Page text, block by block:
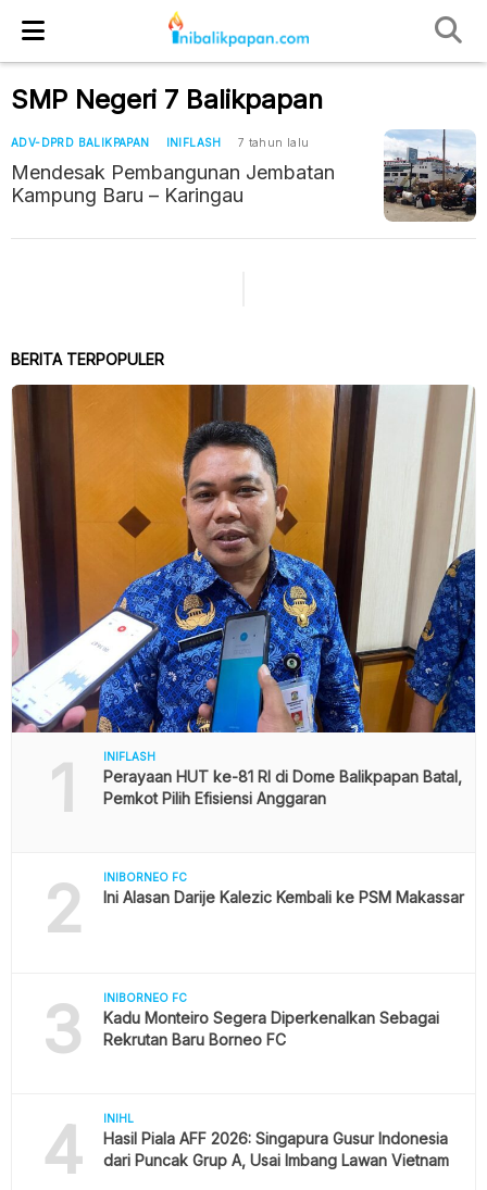
SMP Negeri 7 Balikpapan
ADV-DPRD BALIKPAPAN INIFLASH 7 tahun lalu
Mendesak Pembangunan Jembatan
Kampung Baru – Karingau
BERITA TERPOPULER
1 INIFLASH
Perayaan HUT ke-81 RI di Dome Balikpapan Batal,
Pemkot Pilih Efisiensi Anggaran
2 INIBORNEO FC
Ini Alasan Darije Kalezic Kembali ke PSM Makassar
3 INIBORNEO FC
Kadu Monteiro Segera Diperkenalkan Sebagai
Rekrutan Baru Borneo FC
4 INIHL
Hasil Piala AFF 2026: Singapura Gusur Indonesia
dari Puncak Grup A, Usai Imbang Lawan Vietnam